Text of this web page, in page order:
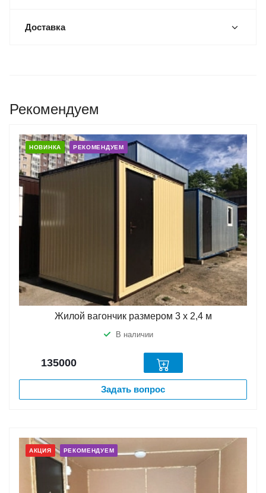
Доставка
Рекомендуем
НОВИНКА РЕКОМЕНДУЕМ
Жилой вагончик размером 3 х 2,4 м
В наличии
135000
Задать вопрос
АКЦИЯ РЕКОМЕНДУЕМ